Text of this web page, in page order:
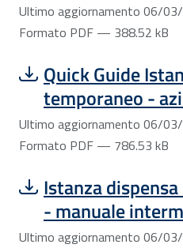
Ultimo aggiornamento 06/
Formato PDF — 388.52 kB
Scarica file:
Quick Guide
temporaneo -
Formato PDF —
Ultimo aggiornamento 06/
Formato PDF — 786.53 kB
Scarica file:
Istanza
- manuale
Formato PDF —
Ultimo aggiornamento 06/